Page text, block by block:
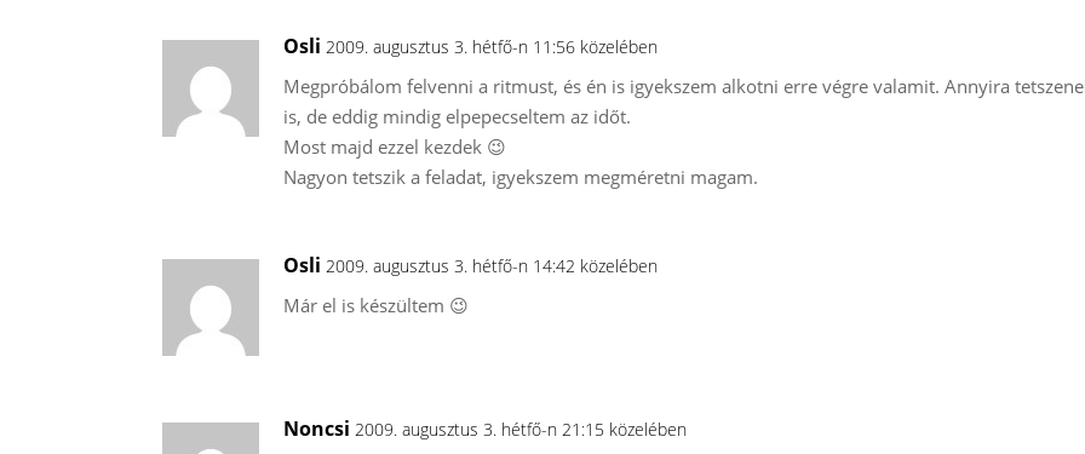
Osli 2009. augusztus 3. hétfő-n 11:56 közelében
Megpróbálom felvenni a ritmust, és én is igyekszem alkotni erre végre valamit. Annyira
is, de eddig mindig elpepecseltem az időt.
Most majd ezzel kezdek 😉
Nagyon tetszik a feladat, igyekszem megméretni magam.
Osli 2009. augusztus 3. hétfő-n 14:42 közelében
Már el is készültem 😉
Noncsi 2009. augusztus 3. hétfő-n 21:15 közelében